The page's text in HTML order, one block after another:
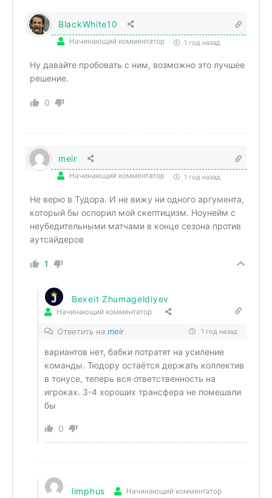
BlackWhite10
Начинающий комментатор 1 год назад
Ну давайте пробовать с ним, возможно это лучшее
решение.
0
meir
Начинающий комментатор 1 год назад
Не верю в Тудора. И не вижу ни одного аргумента,
который бы оспорил мой скептицизм. Ноунейм с
неубедительными матчами в конце сезона против
аутсайдеров
1
Bexeit Zhumageldiyev
Начинающий комментатор
Ответить на meir 1 год назад
вариантов нет, бабки потратят на усиление
команды. Тюдору остаётся держать коллектив
в тонусе, теперь вся ответственность на
игроках. 3-4 хороших трансфера не помешали
бы
0
limphus Начинающий комментатор